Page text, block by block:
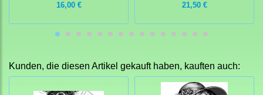
16,00 € 21,50 €
Kunden, die diesen Artikel gekauft haben, kauften auch: